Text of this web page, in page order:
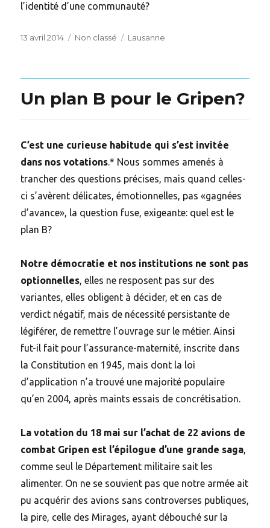
l’identité d’une communauté?
Posted
13 avril 2014 Categories
Non classé Tags
Lausanne
Un plan B pour le Gripen?
C’est une curieuse habitude qui s’est invitée
dans nos votations.* Nous sommes amenés à
trancher des questions précises, mais quand celles-
ci s’avèrent délicates, émotionnelles, pas «gagnées
d’avance», la question fuse, exigeante: quel est le
plan B?
Notre démocratie et nos institutions ne sont pas
optionnelles, elles ne resposent pas sur des
variantes, elles obligent à décider, et en cas de
verdict négatif, mais de nécessité persistante de
légiférer, de remettre l’ouvrage sur le métier. Ainsi
fut-il fait pour l’assurance-maternité, inscrite dans
la Constitution en 1945, mais dont la loi
d’application n’a trouvé une majorité populaire
qu’en 2004, après maints essais de concrétisation.
La votation du 18 mai sur l’achat de 22 avions de
combat Gripen est l’épilogue d’une grande saga,
comme seul le Département militaire sait les
alimenter. On ne se souvient pas que notre armée ait
pu acquérir des avions sans controverses publiques,
la pire, celle des Mirages, ayant débouché sur la